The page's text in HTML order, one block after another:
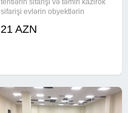
tentlərin sifarişi və təmiri kazirok
sifarişi evlərin obyektlərin
pikaplar üçün tentlerin tikilmesi
21 AZN